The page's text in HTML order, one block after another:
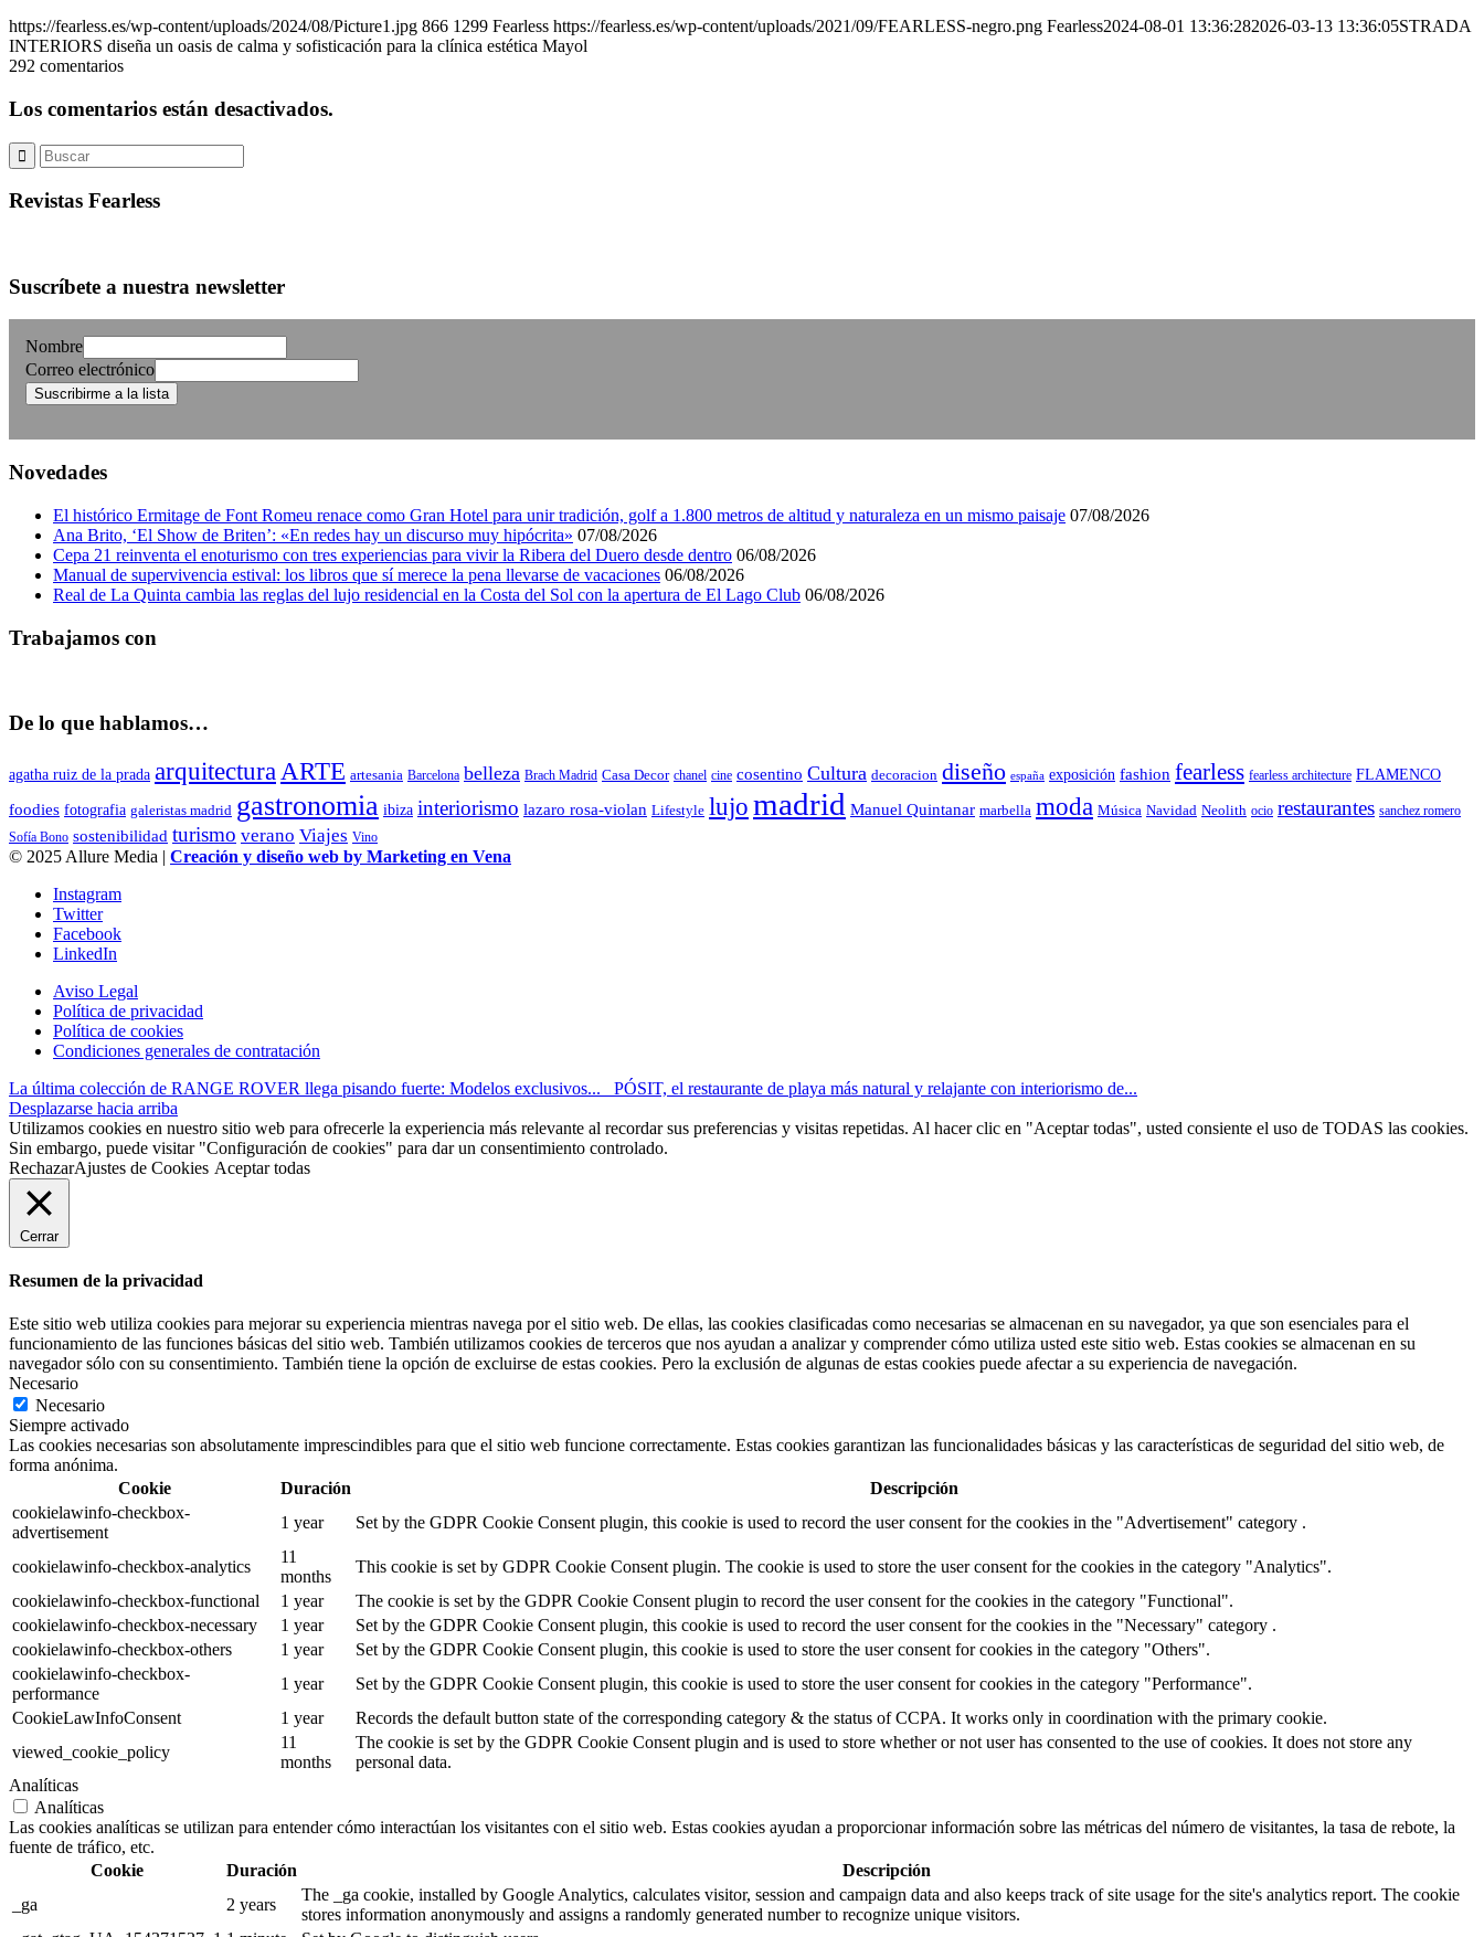
https://fearless.es/wp-content/uploads/2024/08/Picture1.jpg 866 1299 Fearless https://fearless.es/wp-content/uploads/2021/09/FEARLESS-negro.png Fearless2024-08-01 13:36:282026-03-13 13:36:05STRADA
INTERIORS diseña un oasis de calma y sofisticación para la clínica estética Mayol
292 comentarios
Los comentarios están desactivados.
Revistas Fearless
Suscríbete a nuestra newsletter
Nombre
Correo electrónico
Novedades
El histórico Ermitage de Font Romeu renace como Gran Hotel para unir tradición, golf a 1.800 metros de altitud y naturaleza en un mismo paisaje 07/08/2026
Ana Brito, ‘El Show de Briten’: «En redes hay un discurso muy hipócrita» 07/08/2026
Cepa 21 reinventa el enoturismo con tres experiencias para vivir la Ribera del Duero desde dentro 06/08/2026
Manual de supervivencia estival: los libros que sí merece la pena llevarse de vacaciones 06/08/2026
Real de La Quinta cambia las reglas del lujo residencial en la Costa del Sol con la apertura de El Lago Club 06/08/2026
Trabajamos con
De lo que hablamos…
agatha ruiz de la prada arquitectura ARTE artesania Barcelona belleza Brach Madrid Casa Decor chanel cine cosentino Cultura decoracion diseño españa exposición fashion fearless fearless architecture FLAMENCO
foodies fotografia galeristas madrid gastronomia ibiza interiorismo lazaro rosa-violan Lifestyle lujo madrid Manuel Quintanar marbella moda Música Navidad Neolith ocio restaurantes sanchez romero
Sofía Bono sostenibilidad turismo verano Viajes Vino
© 2025 Allure Media | Creación y diseño web by Marketing en Vena
Instagram
Twitter
Facebook
LinkedIn
Aviso Legal
Política de privacidad
Política de cookies
Condiciones generales de contratación
La última colección de RANGE ROVER llega pisando fuerte: Modelos exclusivos...
PÓSIT, el restaurante de playa más natural y relajante con interiorismo de...
Desplazarse hacia arriba
Utilizamos cookies en nuestro sitio web para ofrecerle la experiencia más relevante al recordar sus preferencias y visitas repetidas. Al hacer clic en "Aceptar todas", usted consiente el uso de TODAS las cookies.
Sin embargo, puede visitar "Configuración de cookies" para dar un consentimiento controlado.
RechazarAjustes de Cookies Aceptar todas
Cerrar
Resumen de la privacidad
Este sitio web utiliza cookies para mejorar su experiencia mientras navega por el sitio web. De ellas, las cookies clasificadas como necesarias se almacenan en su navegador, ya que son esenciales para el
funcionamiento de las funciones básicas del sitio web. También utilizamos cookies de terceros que nos ayudan a analizar y comprender cómo utiliza usted este sitio web. Estas cookies se almacenan en su
navegador sólo con su consentimiento. También tiene la opción de excluirse de estas cookies. Pero la exclusión de algunas de estas cookies puede afectar a su experiencia de navegación.
Necesario
Necesario
Siempre activado
Las cookies necesarias son absolutamente imprescindibles para que el sitio web funcione correctamente. Estas cookies garantizan las funcionalidades básicas y las características de seguridad del sitio web, de
forma anónima.
Cookie
Duración
Descripción
cookielawinfo-checkbox-
advertisement
1 year Set by the GDPR Cookie Consent plugin, this cookie is used to record the user consent for the cookies in the "Advertisement" category .
cookielawinfo-checkbox-analytics
11
months
This cookie is set by GDPR Cookie Consent plugin. The cookie is used to store the user consent for the cookies in the category "Analytics".
cookielawinfo-checkbox-functional
1 year
The cookie is set by the GDPR Cookie Consent plugin to record the user consent for the cookies in the category "Functional".
cookielawinfo-checkbox-necessary
1 year
Set by the GDPR Cookie Consent plugin, this cookie is used to record the user consent for the cookies in the "Necessary" category .
cookielawinfo-checkbox-others
1 year
Set by the GDPR Cookie Consent plugin, this cookie is used to store the user consent for cookies in the category "Others".
cookielawinfo-checkbox-
performance
1 year
Set by the GDPR Cookie Consent plugin, this cookie is used to store the user consent for cookies in the category "Performance".
CookieLawInfoConsent
1 year
Records the default button state of the corresponding category & the status of CCPA. It works only in coordination with the primary cookie.
viewed_cookie_policy
11
months
The cookie is set by the GDPR Cookie Consent plugin and is used to store whether or not user has consented to the use of cookies. It does not store any
personal data.
Analíticas
Analíticas
Las cookies analíticas se utilizan para entender cómo interactúan los visitantes con el sitio web. Estas cookies ayudan a proporcionar información sobre las métricas del número de visitantes, la tasa de rebote, la
fuente de tráfico, etc.
Cookie
Duración
Descripción
_ga
2 years
The _ga cookie, installed by Google Analytics, calculates visitor, session and campaign data and also keeps track of site usage for the site's analytics report. The cookie
stores information anonymously and assigns a randomly generated number to recognize unique visitors.